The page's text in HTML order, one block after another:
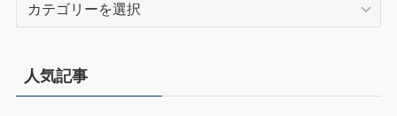
人気記事